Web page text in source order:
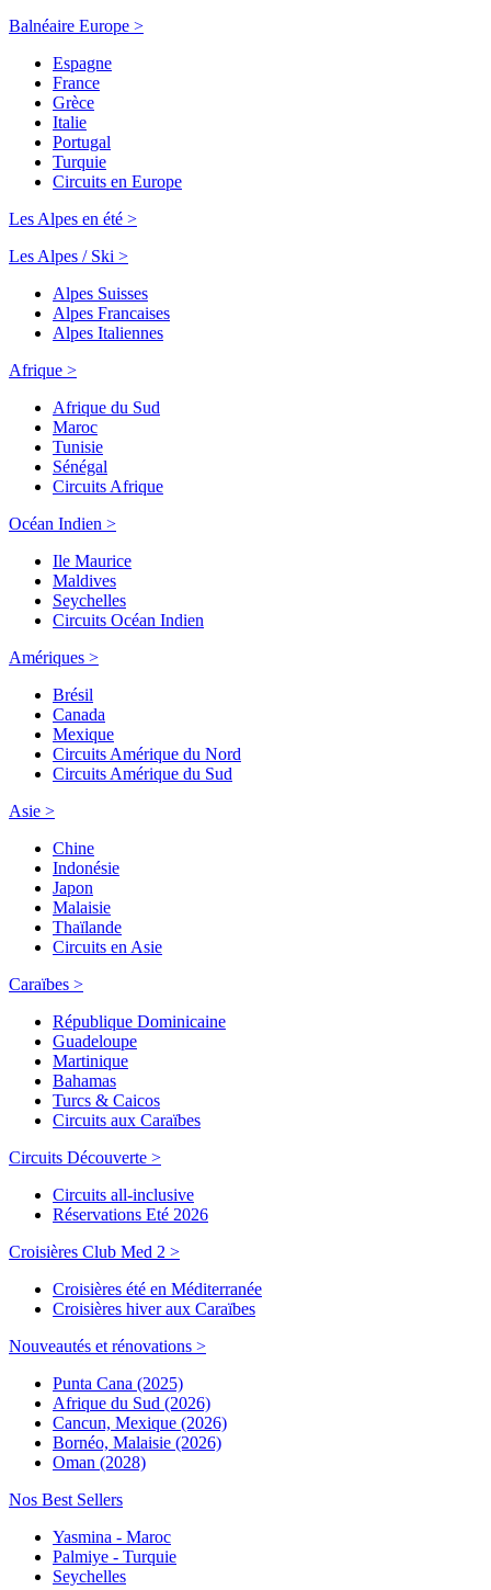
Balnéaire Europe >
Espagne
France
Grèce
Italie
Portugal
Turquie
Circuits en Europe
Les Alpes en été >
Les Alpes / Ski >
Alpes Suisses
Alpes Francaises
Alpes Italiennes
Afrique >
Afrique du Sud
Maroc
Tunisie
Sénégal
Circuits Afrique
Océan Indien >
Ile Maurice
Maldives
Seychelles
Circuits Océan Indien
Amériques >
Brésil
Canada
Mexique
Circuits Amérique du Nord
Circuits Amérique du Sud
Asie >
Chine
Indonésie
Japon
Malaisie
Thaïlande
Circuits en Asie
Caraïbes >
République Dominicaine
Guadeloupe
Martinique
Bahamas
Turcs & Caicos
Circuits aux Caraïbes
Circuits Découverte >
Circuits all-inclusive
Réservations Eté 2026
Croisières Club Med 2 >
Croisières été en Méditerranée
Croisières hiver aux Caraïbes
Nouveautés et rénovations >
Punta Cana (2025)
Afrique du Sud (2026)
Cancun, Mexique (2026)
Bornéo, Malaisie (2026)
Oman (2028)
Nos Best Sellers
Yasmina - Maroc
Palmiye - Turquie
Seychelles